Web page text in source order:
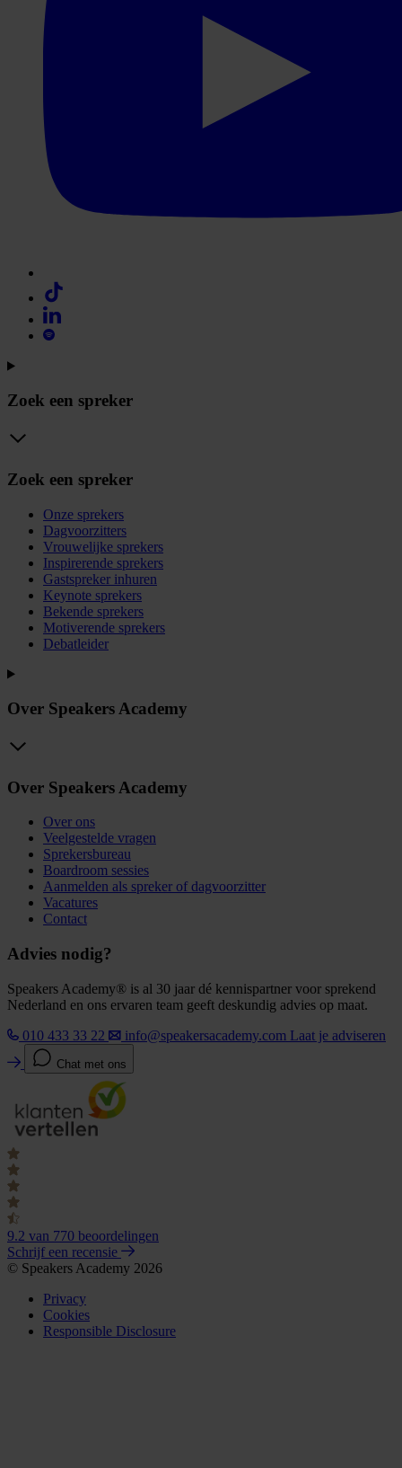
Zoek een spreker
Zoek een spreker
Onze sprekers
Dagvoorzitters
Vrouwelijke sprekers
Inspirerende sprekers
Gastspreker inhuren
Keynote sprekers
Bekende sprekers
Motiverende sprekers
Debatleider
Over Speakers Academy
Over Speakers Academy
Over ons
Veelgestelde vragen
Sprekersbureau
Boardroom sessies
Aanmelden als spreker of dagvoorzitter
Vacatures
Contact
Advies nodig?
Speakers Academy® is al 30 jaar dé kennispartner voor sprekend
Nederland en ons ervaren team geeft deskundig advies op maat.
010 433 33 22
info@speakersacademy.com Laat je adviseren
Chat met ons
9.2 van 770 beoordelingen
Schrijf een recensie
© Speakers Academy 2026
Privacy
Cookies
Responsible Disclosure